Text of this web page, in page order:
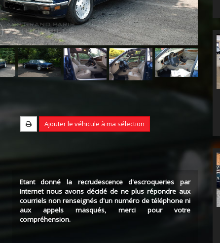
Ajouter le véhicule à ma sélection
Etant donné la recrudescence d'escroqueries par
internet nous avons décidé de ne plus répondre aux
courriels non renseignés d'un numéro de téléphone ni
aux appels masqués, merci pour votre
compréhension.